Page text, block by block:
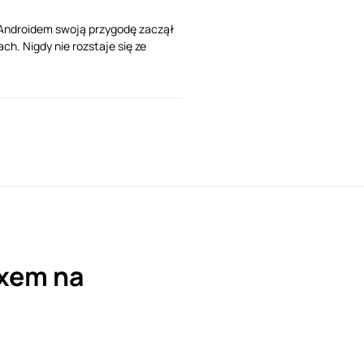
swoją przygodę zaczął
Nigdy nie rozstaje się ze
na